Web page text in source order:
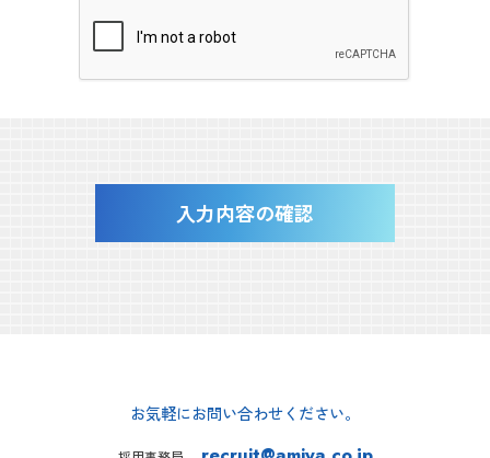
入力内容の確認
お気軽にお問い合わせください。